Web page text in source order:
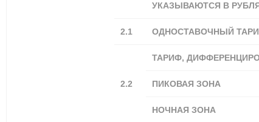
УКАЗЫВАЮТСЯ В
2.1 ОДНОСТАВОЧНЫЙ
2.2
ТАРИФ,
ПИКОВАЯ ЗОНА
НОЧНАЯ ЗОНА